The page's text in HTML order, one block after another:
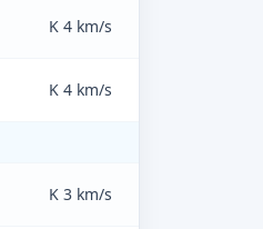
K 4 km/s
K 4 km/s
K 3 km/s